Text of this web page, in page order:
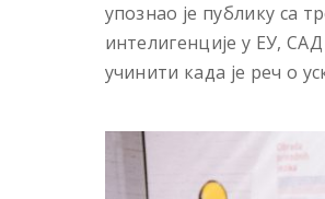
упознао је публику са
интелигенције у ЕУ,
учинити када је реч о